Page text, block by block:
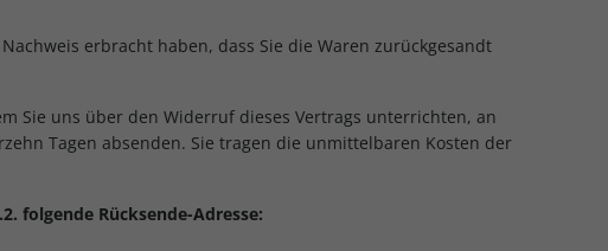
erbracht haben, dass Sie die Waren zurückgesandt
Sie uns über den Widerruf dieses Vertrags unterrichten, an
Tagen absenden. Sie tragen die unmittelbaren Kosten der
folgende Rücksende-Adresse: